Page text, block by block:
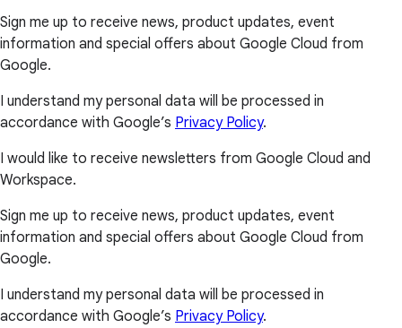
Sign me up to receive news, product updates, event
information and special offers about Google Cloud from
Google.
I understand my personal data will be processed in
accordance with Google’s Privacy Policy.
I would like to receive newsletters from Google Cloud and
Workspace.
Sign me up to receive news, product updates, event
information and special offers about Google Cloud from
Google.
I understand my personal data will be processed in
accordance with Google’s Privacy Policy.